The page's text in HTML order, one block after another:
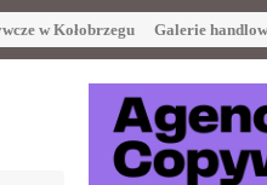
w Kołobrzegu Galerie